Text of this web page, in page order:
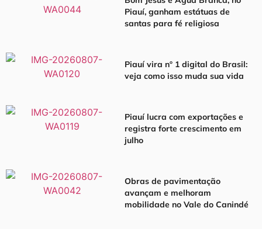
Piauí, ganham estátuas de
santas para fé religiosa
Piauí vira nº 1 digital do Brasil:
veja como isso muda sua vida
Piauí lucra com exportações e
registra forte crescimento em
julho
Obras de pavimentação
avançam e melhoram
mobilidade no Vale do Canindé